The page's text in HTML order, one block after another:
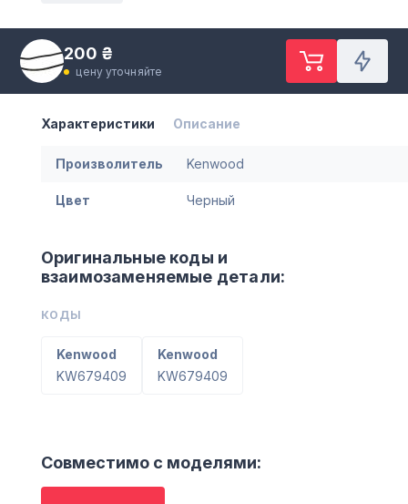
200 ₴
цену уточняйте
Характеристики Описание
Произволитель Kenwood
Цвет Черный
Оригинальные коды и
взаимозаменяемые детали:
КОДЫ
Kenwood
KW679409
Kenwood
KW679409
Совместимо с моделями: